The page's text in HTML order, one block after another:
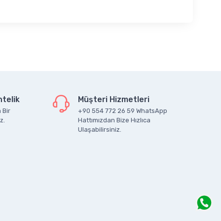
Bir
Müşteri Hizmetleri
+90 554 772 26 59 WhatsApp
Hattımızdan Bize Hızlıca
Ulaşabilirsiniz.